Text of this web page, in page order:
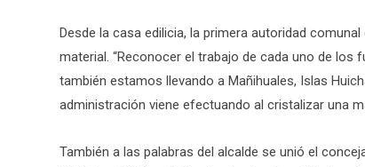
Desde la casa edilicia, la primera autoridad
material. “Reconocer el trabajo de cada uno de
también estamos llevando a Mañihuales, Islas
administración viene efectuando al cristalizar una
También a las palabras del alcalde se unió el